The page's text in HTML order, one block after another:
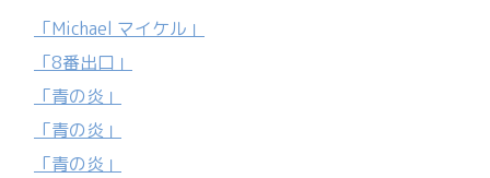
「Michael マイケル」
「8番出口」
「青の炎」
「青の炎」
「青の炎」